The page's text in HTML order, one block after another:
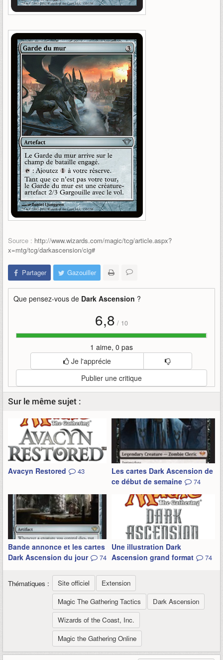
Source : http://www.wizards.com/magic/tcg/article.aspx?
x=mtg/tcg/darkascension/cig#
Partager Gazouiller
Que pensez-vous de Dark Ascension ?
6,8 / 10
1 aime, 0 pas
Je l'apprécie
Publier une critique
Sur le même sujet :
Avacyn Restored 43
Les cartes Dark Ascension de
ce début de semaine
74
Bande annonce et les cartes
Dark Ascension du jour
74
Une illustration Dark
Ascension grand format
74
Thématiques : Site officiel
Extension
Magic The Gathering Tactics
Dark Ascension
Wizards of the Coast, Inc.
Magic the Gathering Online